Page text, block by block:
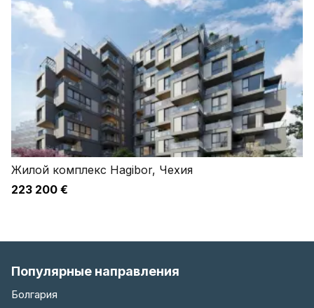
Жилой комплекс Hagibor, Чехия
223 200 €
Популярные направления
Болгария